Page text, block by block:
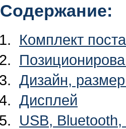
Содержание:
Комплект
Дизайн,
Дисплей
USB,